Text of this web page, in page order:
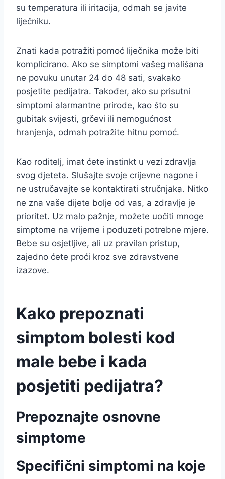
su temperatura ili iritacija, odmah se javite
liječniku.
Znati kada potražiti pomoć liječnika može biti
komplicirano. Ako se simptomi vašeg mališana
ne povuku unutar 24 do 48 sati, svakako
posjetite pedijatra. Također, ako su prisutni
simptomi alarmantne prirode, kao što su
gubitak svijesti, grčevi ili nemogućnost
hranjenja, odmah potražite hitnu pomoć.
Kao roditelj, imat ćete instinkt u vezi zdravlja
svog djeteta. Slušajte svoje crijevne nagone i
ne ustručavajte se kontaktirati stručnjaka. Nitko
ne zna vaše dijete bolje od vas, a zdravlje je
prioritet. Uz malo pažnje, možete uočiti mnoge
simptome na vrijeme i poduzeti potrebne mjere.
Bebe su osjetljive, ali uz pravilan pristup,
zajedno ćete proći kroz sve zdravstvene
izazove.
Kako prepoznati
simptom bolesti kod
male bebe i kada
posjetiti pedijatra?
Prepoznajte osnovne
simptome
Specifični simptomi na koje